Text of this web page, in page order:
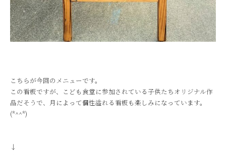
こちらが今回のメニューです。
この看板ですが、こども食堂に参加されている子供たちオリジナル作
品だそうで、月によって個性溢れる看板も楽しみになっています。
(*^^*)
↓